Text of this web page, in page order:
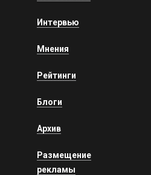
Интервью
Мнения
Рейтинги
Блоги
Архив
Размещение
рекламы